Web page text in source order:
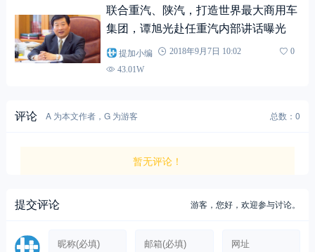
联合重汽、陕汽，打造世界最大商用车
集团，谭旭光赴任重汽内部讲话曝光
提加小编 2018年9月7日 10:02
0
43.01W
评论 A 为本文作者，G 为游客 总数：0
暂无评论！
提交评论 游客，您好，欢迎参与讨论。